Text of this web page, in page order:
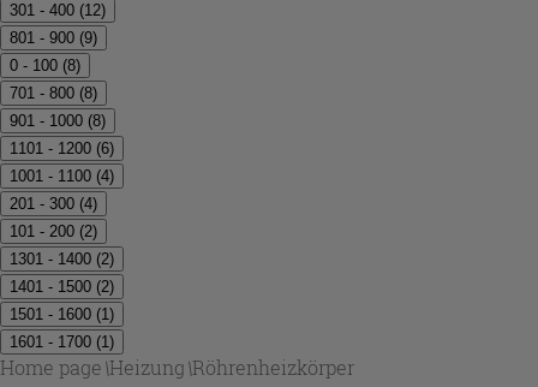
301 - 400 (12)
801 - 900 (9)
0 - 100 (8)
701 - 800 (8)
901 - 1000 (8)
1101 - 1200 (6)
1001 - 1100 (4)
201 - 300 (4)
101 - 200 (2)
1301 - 1400 (2)
1401 - 1500 (2)
1501 - 1600 (1)
1601 - 1700 (1)
Home page\Heizung\Röhrenheizkörper